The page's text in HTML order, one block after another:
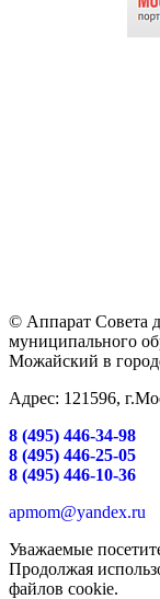
© Аппарат Совета
муниципального
Можайский в
Адрес: 121596,
8 (495) 446-34-98
8 (495) 446-25-05
8 (495) 446-10-36
apmom@yandex.ru
Уважаемые
Продолжая
файлов cookie.